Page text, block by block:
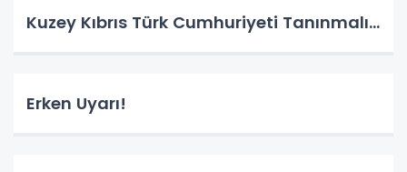
Kuzey Kıbrıs Türk Cumhuriyeti Tanınmalı…
Erken Uyarı!